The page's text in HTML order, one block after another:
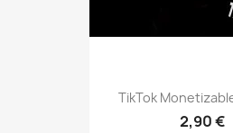
TikTok
2,90 €